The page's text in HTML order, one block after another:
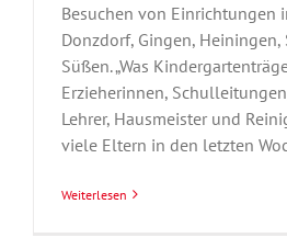
Besuchen von Einrichtungen
Donzdorf, Gingen,
Süßen. „Was
Erzieherinnen,
Lehrer, Hausmeister und
viele Eltern in den letzten
Weiterlesen